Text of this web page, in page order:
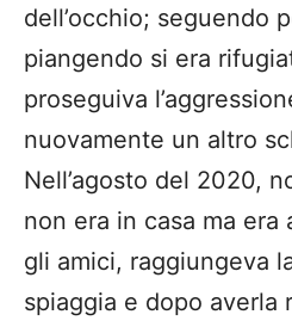
dell’occhio; seguendo
piangendo si era
proseguiva
nuovamente un altro
Nell’agosto del 2020,
non era in casa ma era
gli amici, raggiungeva
spiaggia e dopo averla